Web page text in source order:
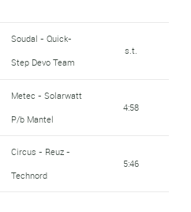
Soudal - Quick-
Step Devo Team
s.t.
Metec - Solarwatt
P/b Mantel
4:58
Circus - Reuz -
Technord
5:46